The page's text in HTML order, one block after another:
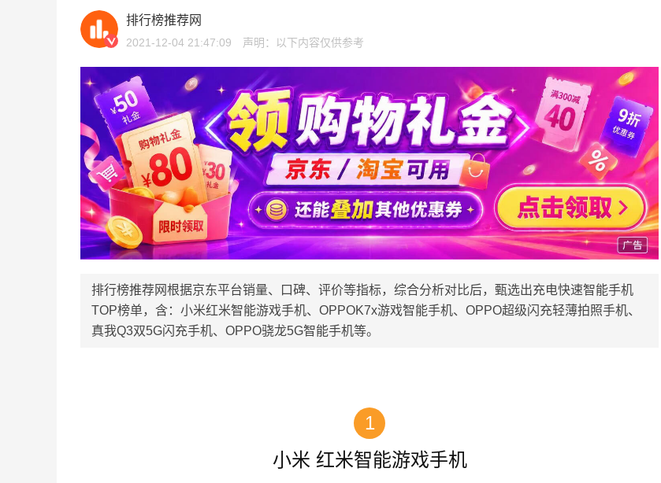
排行榜推荐网
2021-12-04 21:47:09 声明：以下内容仅供参考
排行榜推荐网根据京东平台销量、口碑、评价等指标，综合分析对比后，甄选出充电快速智能手机
TOP榜单，含：小米红米智能游戏手机、OPPOK7x游戏智能手机、OPPO超级闪充轻薄拍照手机、
真我Q3双5G闪充手机、OPPO骁龙5G智能手机等。
1
小米 红米智能游戏手机